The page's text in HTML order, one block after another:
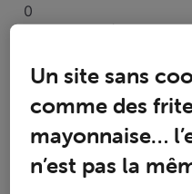
0
Solutions acceptées
Activités de
Toutesles
Selected
Un site sans
comme des
mayonnaise…
n’est pas la